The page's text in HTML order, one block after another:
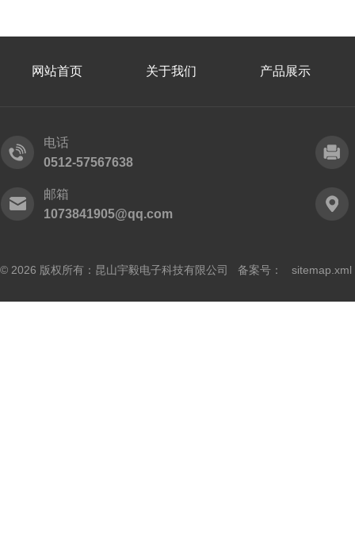
网站首页 关于我们 产品展示
电话
0512-57567638
邮箱
1073841905@qq.com
© 2026 版权所有：昆山宇毅电子科技有限公司 备案号： sitemap.xml